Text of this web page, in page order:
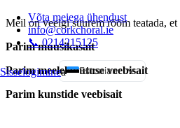
Võta meiega ühendust
info@corkchoral.ie
📞 0214215125
Sisselogiminea
Estonian
English
Meil on veelgi suurem rõõm teatada,
Parim muusikasait
Parim meelelahutuse veebisait
Parim kunstide veebisait